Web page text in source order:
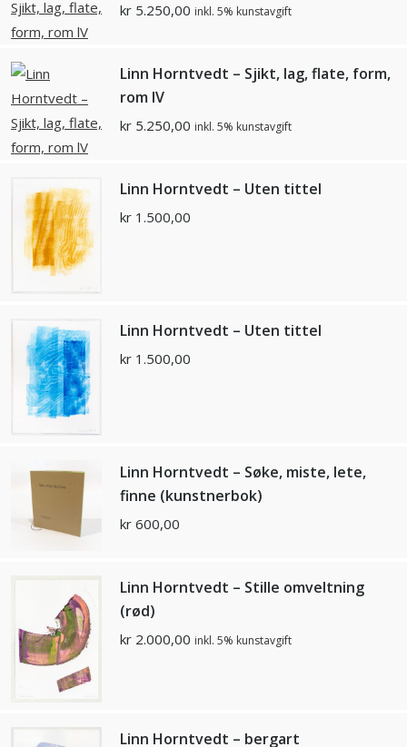
kr 5.250,00 inkl. 5% kunstavgift
Linn Horntvedt – Sjikt, lag, flate, form,
rom lV
kr 5.250,00 inkl. 5% kunstavgift
Linn Horntvedt – Uten tittel
kr 1.500,00
Linn Horntvedt – Uten tittel
kr 1.500,00
Linn Horntvedt – Søke, miste, lete,
finne (kunstnerbok)
kr 600,00
Linn Horntvedt – Stille omveltning
(rød)
kr 2.000,00 inkl. 5% kunstavgift
Linn Horntvedt – bergart